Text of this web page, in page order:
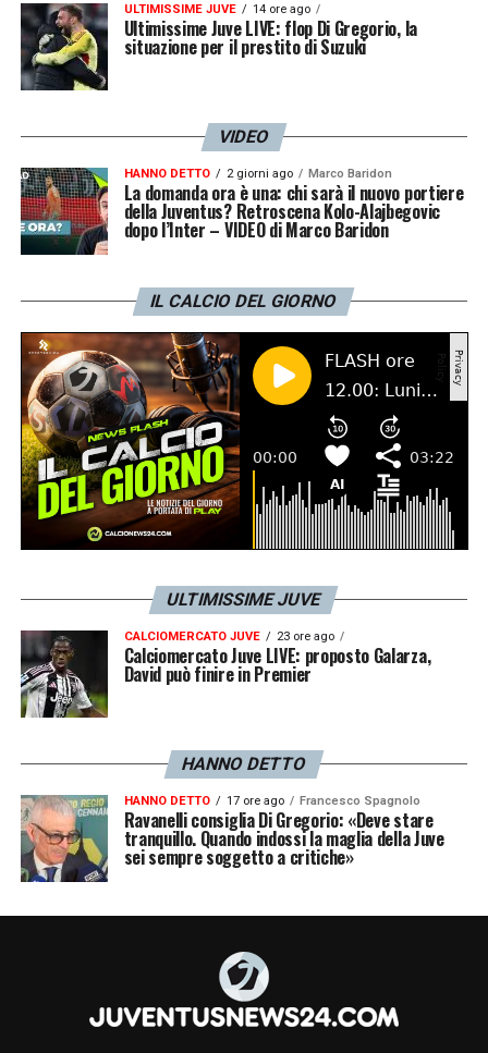
ULTIMISSIME JUVE 14 ore ago
Ultimissime Juve LIVE: flop Di Gregorio, la
situazione per il prestito di Suzuki
VIDEO
HANNO DETTO 2 giorni ago Marco Baridon
La domanda ora è una: chi sarà il nuovo portiere
della Juventus? Retroscena Kolo-Alajbegovic
dopo l’Inter – VIDEO di Marco Baridon
IL CALCIO DEL GIORNO
ULTIMISSIME JUVE
CALCIOMERCATO JUVE 23 ore ago
Calciomercato Juve LIVE: proposto Galarza,
David può finire in Premier
HANNO DETTO
HANNO DETTO 17 ore ago Francesco Spagnolo
Ravanelli consiglia Di Gregorio: «Deve stare
tranquillo. Quando indossi la maglia della Juve
sei sempre soggetto a critiche»